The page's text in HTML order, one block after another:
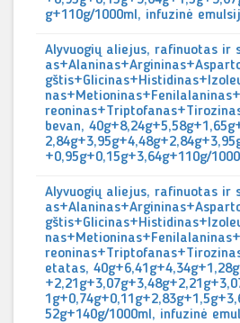
g+110g/1000ml, infuzinė
Alyvuogių aliejus, rafinuotas ir
bevan,
+0,95g+0,15g+3,64g+110g/
Alyvuogių aliejus, rafinuotas ir
etatas,
52g+140g/1000ml, infuzinė